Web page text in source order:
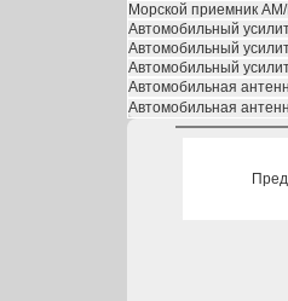
Морской приемник
Автомобильный
Автомобильный
Автомобильный
Автомобильная
Автомобильная